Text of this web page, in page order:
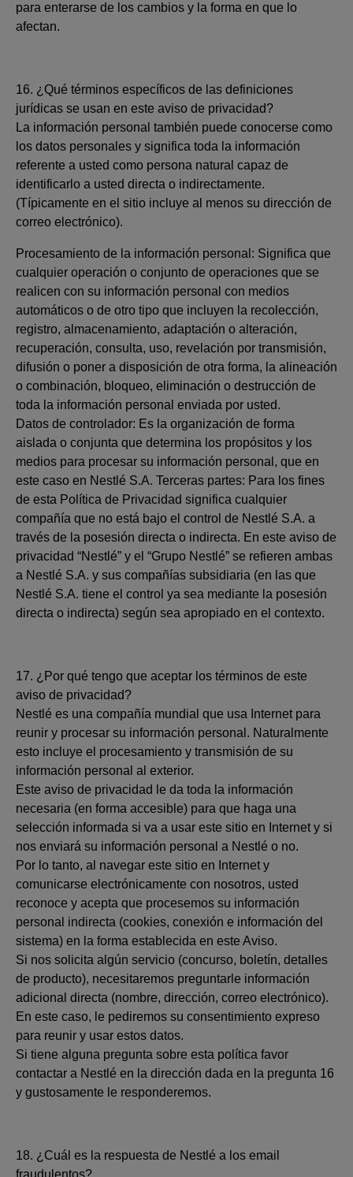
para enterarse de los cambios y la forma en que lo
afectan.
16. ¿Qué términos específicos de las definiciones
jurídicas se usan en este aviso de privacidad?
La información personal también puede conocerse como
los datos personales y significa toda la información
referente a usted como persona natural capaz de
identificarlo a usted directa o indirectamente.
(Típicamente en el sitio incluye al menos su dirección de
correo electrónico).
Procesamiento de la información personal: Significa que
cualquier operación o conjunto de operaciones que se
realicen con su información personal con medios
automáticos o de otro tipo que incluyen la recolección,
registro, almacenamiento, adaptación o alteración,
recuperación, consulta, uso, revelación por transmisión,
difusión o poner a disposición de otra forma, la alineación
o combinación, bloqueo, eliminación o destrucción de
toda la información personal enviada por usted.
Datos de controlador: Es la organización de forma
aislada o conjunta que determina los propósitos y los
medios para procesar su información personal, que en
este caso en Nestlé S.A. Terceras partes: Para los fines
de esta Política de Privacidad significa cualquier
compañía que no está bajo el control de Nestlé S.A. a
través de la posesión directa o indirecta. En este aviso de
privacidad “Nestlé” y el “Grupo Nestlé” se refieren ambas
a Nestlé S.A. y sus compañías subsidiaria (en las que
Nestlé S.A. tiene el control ya sea mediante la posesión
directa o indirecta) según sea apropiado en el contexto.
17. ¿Por qué tengo que aceptar los términos de este
aviso de privacidad?
Nestlé es una compañía mundial que usa Internet para
reunir y procesar su información personal. Naturalmente
esto incluye el procesamiento y transmisión de su
información personal al exterior.
Este aviso de privacidad le da toda la información
necesaria (en forma accesible) para que haga una
selección informada si va a usar este sitio en Internet y si
nos enviará su información personal a Nestlé o no.
Por lo tanto, al navegar este sitio en Internet y
comunicarse electrónicamente con nosotros, usted
reconoce y acepta que procesemos su información
personal indirecta (cookies, conexión e información del
sistema) en la forma establecida en este Aviso.
Si nos solicita algún servicio (concurso, boletín, detalles
de producto), necesitaremos preguntarle información
adicional directa (nombre, dirección, correo electrónico).
En este caso, le pediremos su consentimiento expreso
para reunir y usar estos datos.
Si tiene alguna pregunta sobre esta política favor
contactar a Nestlé en la dirección dada en la pregunta 16
y gustosamente le responderemos.
18. ¿Cuál es la respuesta de Nestlé a los email
fraudulentos?